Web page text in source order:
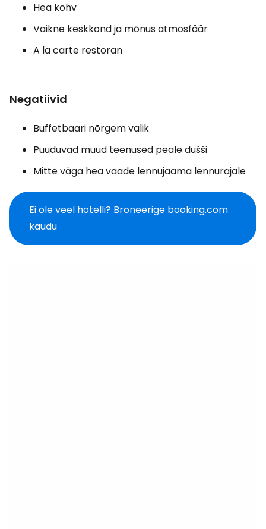
Hea kohv
Vaikne keskkond ja mõnus atmosfäär
A la carte restoran
Negatiivid
Buffetbaari nõrgem valik
Puuduvad muud teenused peale dušši
Mitte väga hea vaade lennujaama lennurajale
Ei ole veel hotelli? Broneerige booking.com
kaudu